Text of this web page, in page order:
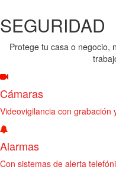
SEGURIDAD
Protege tu casa o negocio,
Cámaras
Videovigilancia con grabación
Alarmas
Con sistemas de alerta